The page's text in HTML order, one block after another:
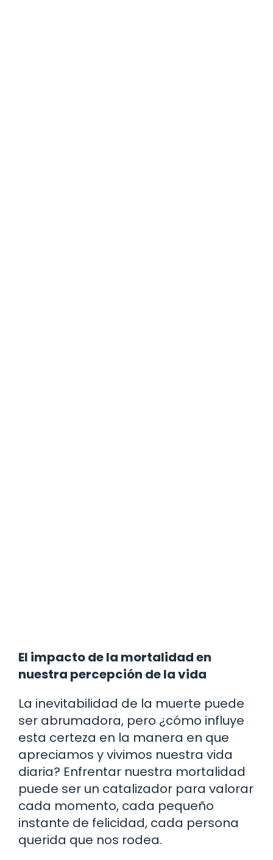
El impacto de la mortalidad en
nuestra percepción de la vida
La inevitabilidad de la muerte puede
ser abrumadora, pero ¿cómo influye
esta certeza en la manera en que
apreciamos y vivimos nuestra vida
diaria? Enfrentar nuestra mortalidad
puede ser un catalizador para valorar
cada momento, cada pequeño
instante de felicidad, cada persona
querida que nos rodea.